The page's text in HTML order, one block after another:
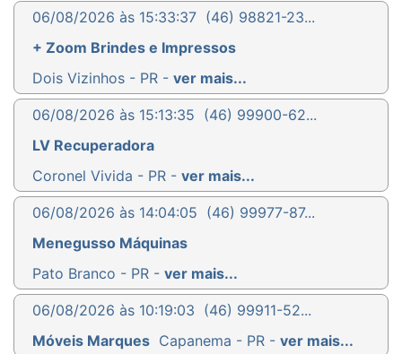
06/08/2026 às 15:33:37 (46) 98821-23...
+ Zoom Brindes e Impressos
Dois Vizinhos - PR - ver mais...
06/08/2026 às 15:13:35 (46) 99900-62...
LV Recuperadora
Coronel Vivida - PR - ver mais...
06/08/2026 às 14:04:05 (46) 99977-87...
Menegusso Máquinas
Pato Branco - PR - ver mais...
06/08/2026 às 10:19:03 (46) 99911-52...
Móveis Marques Capanema - PR - ver mais...